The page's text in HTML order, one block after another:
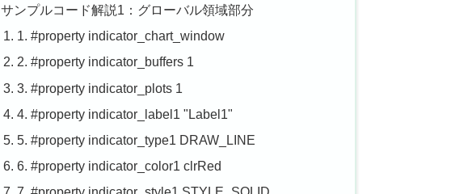
サンプルコード解説1：グローバル領域部分
1. #property indicator_chart_window
2. #property indicator_buffers 1
3. #property indicator_plots 1
4. #property indicator_label1 "Label1"
5. #property indicator_type1 DRAW_LINE
6. #property indicator_color1 clrRed